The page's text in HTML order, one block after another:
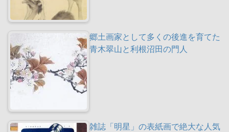
郷土画家として多くの後進を育てた
青木翠山と利根沼田の門人
雑誌「明星」の表紙画で絶大な人気